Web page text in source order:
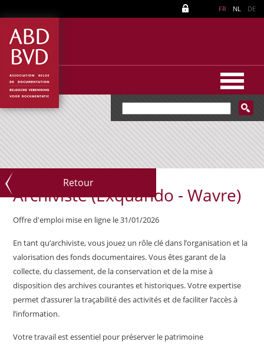
FR NL DE
Retour
Archiviste (Exquando - Wavre)
Offre d'emploi mise en ligne le 31/01/2026
En tant qu’archiviste, vous jouez un rôle clé dans l’organisation et la
valorisation des fonds documentaires. Vous êtes garant de la
collecte, du classement, de la conservation et de la mise à
disposition des archives courantes et historiques. Votre expertise
permet d’assurer la traçabilité des activités et de faciliter l’accès à
l’information.
Votre travail est essentiel pour préserver le patrimoine